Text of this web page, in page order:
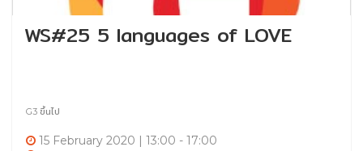
WS#25 5 languages of LOVE
G3 ขึ้นไป
15 February 2020 | 13:00 - 17:00